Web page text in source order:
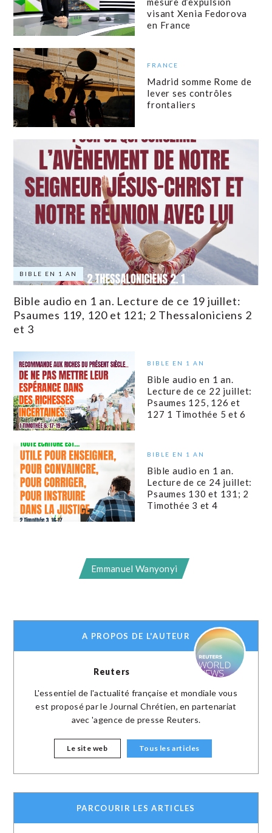
visant Xenia Fedorova
en France
FRANCE
Madrid somme Rome de
lever ses contrôles
frontaliers
BIBLE EN 1 AN
Bible audio en 1 an. Lecture de ce 19 juillet:
Psaumes 119, 120 et 121; 2 Thessaloniciens 2
et 3
BIBLE EN 1 AN
Bible audio en 1 an.
Lecture de ce 22 juillet:
Psaumes 125, 126 et
127 1 Timothée 5 et 6
BIBLE EN 1 AN
Bible audio en 1 an.
Lecture de ce 24 juillet:
Psaumes 130 et 131; 2
Timothée 3 et 4
Emmanuel Wanyonyi
A PROPOS DE L'AUTEUR
Reuters
L'essentiel de l'actualité française et mondiale vous
est proposé par le Journal Chrétien, en partenariat
avec 'agence de presse Reuters.
Le site web Tous les articles
PARCOURIR LES ARTICLES